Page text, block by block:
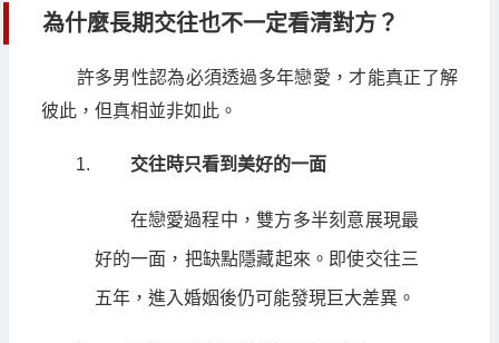
為什麼長期交往也不一定看清對方？
許多男性認為必須透過多年戀愛，才能真正了解
彼此，但真相並非如此。
交往時只看到美好的一面
在戀愛過程中，雙方多半刻意展現最
好的一面，把缺點隱藏起來。即使交往三
五年，進入婚姻後仍可能發現巨大差異。